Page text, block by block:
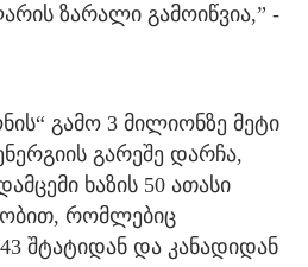
ზარალი გამოიწვია,” -
გამო 3 მილიონზე მეტი
გარეშე დარჩა,
ხაზის 50 ათასი
რომლებიც
შტატიდან და კანადიდან